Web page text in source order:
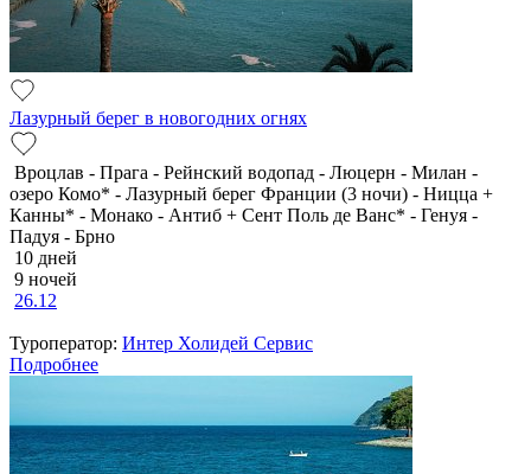
Лазурный берег в новогодних огнях
Вроцлав - Прага - Рейнский водопад - Люцерн - Милан -
озеро Комо* - Лазурный берег Франции (3 ночи) - Ницца +
Канны* - Монако - Антиб + Сент Поль де Ванс* - Генуя -
Падуя - Брно
10 дней
9 ночей
26.12
Туроператор: Интер Холидей Сервис
Подробнее